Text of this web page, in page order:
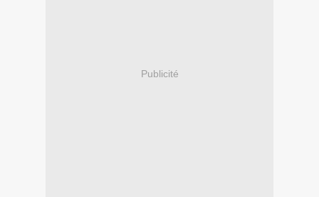
Publicité